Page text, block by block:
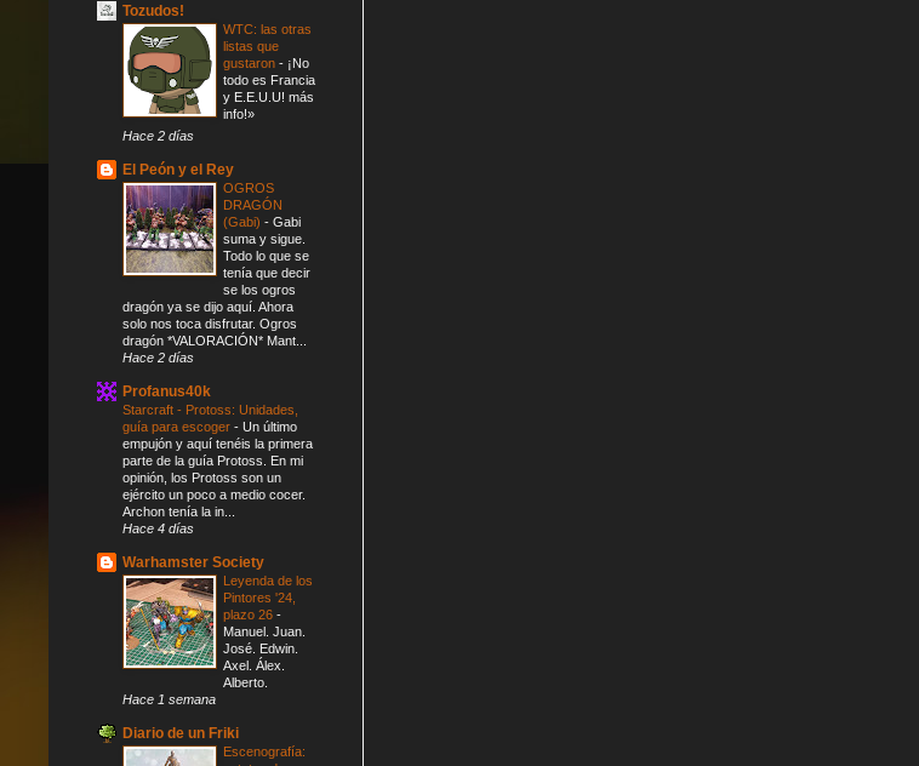
Tozudos!
WTC: las otras
listas que
gustaron - ¡No
todo es Francia
y E.E.U.U! más
info!»
Hace 2 días
El Peón y el Rey
OGROS
DRAGÓN
(Gabi) - Gabi
suma y sigue.
Todo lo que se
tenía que decir
se los ogros
dragón ya se dijo aquí. Ahora
solo nos toca disfrutar. Ogros
dragón *VALORACIÓN* Mant...
Hace 2 días
Profanus40k
Starcraft - Protoss: Unidades,
guía para escoger - Un último
empujón y aquí tenéis la primera
parte de la guía Protoss. En mi
opinión, los Protoss son un
ejército un poco a medio cocer.
Archon tenía la in...
Hace 4 días
Warhamster Society
Leyenda de los
Pintores '24,
plazo 26 -
Manuel. Juan.
José. Edwin.
Axel. Álex.
Alberto.
Hace 1 semana
Diario de un Friki
Escenografía: